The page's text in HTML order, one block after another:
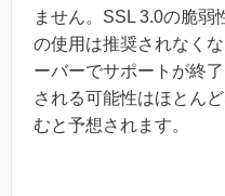
ません。SSL 3.0の脆弱
の使用は推奨されなく
ーバーでサポートが終
される可能性はほとん
むと予想されます。